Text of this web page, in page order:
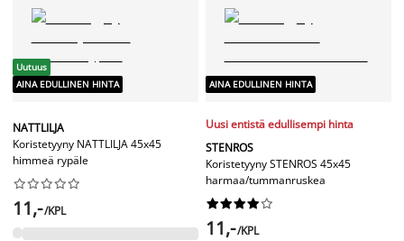
Uutuus
AINA EDULLINEN HINTA
NATTLILJA
Koristetyyny NATTLILJA 45x45
himmeä rypäle






11,-/KPL
AINA EDULLINEN HINTA
Uusi entistä edullisempi hinta
STENROS
Koristetyyny STENROS 45x45
harmaa/tummanruskea






11,-/KPL